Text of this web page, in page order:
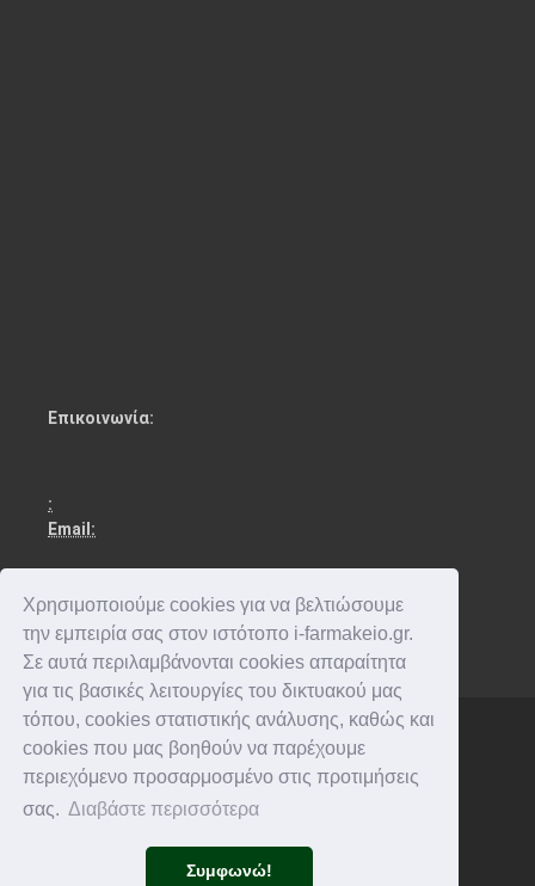
Χρησιμοποιούμε cookies για να βελτιώσουμε
την εμπειρία σας στον ιστότοπο i-farmakeio.gr.
Σε αυτά περιλαμβάνονται cookies απαραίτητα
για τις βασικές λειτουργίες του δικτυακού μας
τόπου, cookies στατιστικής ανάλυσης, καθώς και
cookies που μας βοηθούν να παρέχουμε
περιεχόμενο προσαρμοσμένο στις προτιμήσεις
σας. Διαβάστε περισσότερα
Συμφωνώ!
Επικοινωνία:
:
Email:
Copyright © 2016-2026 . All rights reserved.